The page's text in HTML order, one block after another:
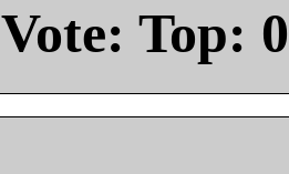
Vote: Top: 0